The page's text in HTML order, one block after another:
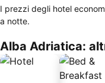
I prezzi degli hotel
a notte.
Alba Adriatica: